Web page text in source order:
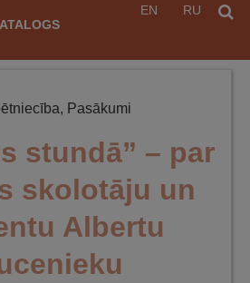
EN RU
, Pasākumi
stundā” – par
skolotāju un
Albertu